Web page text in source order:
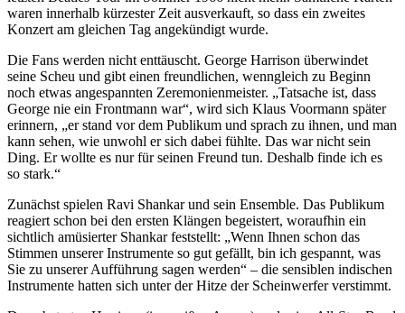
waren innerhalb kürzester Zeit ausverkauft, so dass ein zweites
Konzert am gleichen Tag angekündigt wurde.
Die Fans werden nicht enttäuscht. George Harrison überwindet
seine Scheu und gibt einen freundlichen, wenngleich zu Beginn
noch etwas angespannten Zeremonienmeister. „Tatsache ist, dass
George nie ein Frontmann war“, wird sich Klaus Voormann später
erinnern, „er stand vor dem Publikum und sprach zu ihnen, und man
kann sehen, wie unwohl er sich dabei fühlte. Das war nicht sein
Ding. Er wollte es nur für seinen Freund tun. Deshalb finde ich es
so stark.“
Zunächst spielen Ravi Shankar und sein Ensemble. Das Publikum
reagiert schon bei den ersten Klängen begeistert, woraufhin ein
sichtlich amüsierter Shankar feststellt: „Wenn Ihnen schon das
Stimmen unserer Instrumente so gut gefällt, bin ich gespannt, was
Sie zu unserer Aufführung sagen werden“ – die sensiblen indischen
Instrumente hatten sich unter der Hitze der Scheinwerfer verstimmt.